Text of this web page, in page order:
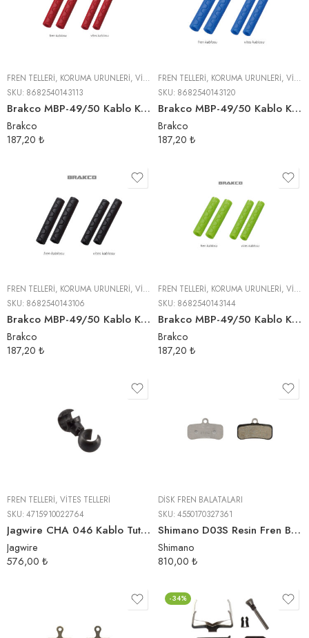
FREN TELLERI, KORUMA ÜRÜNLERI, VITES TELLERI
SKU: 8682540143113
Brakco MBP-49/50 Kablo Koruma | Kırmızı
Brakco
187,20 ₺
FREN TELLERI, KORUMA ÜRÜNLERI, VITES TELLERI
SKU: 8682540143120
Brakco MBP-49/50 Kablo Koruma | Mavi
Brakco
187,20 ₺
FREN TELLERI, KORUMA ÜRÜNLERI, VITES TELLERI
SKU: 8682540143106
Brakco MBP-49/50 Kablo Koruma | Siyah
Brakco
187,20 ₺
FREN TELLERI, KORUMA ÜRÜNLERI, VITES TELLERI
SKU: 8682540143144
Brakco MBP-49/50 Kablo Koruma | Yeşil
Brakco
187,20 ₺
FREN TELLERI, VITES TELLERI
SKU:4715910022764
Jagwire CHA 046 Kablo Tutucu
Jagwire
576,00 ₺
DISK FREN BALATALARI
SKU:4550170327361
Shimano D03S Resin Fren Balatası (Kutulu-1 Çift)
Shimano
810,00 ₺
-34%